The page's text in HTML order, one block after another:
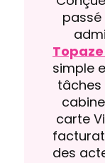
passé
simple
carte
des